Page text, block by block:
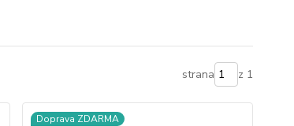
strana z 1
Doprava ZDARMA